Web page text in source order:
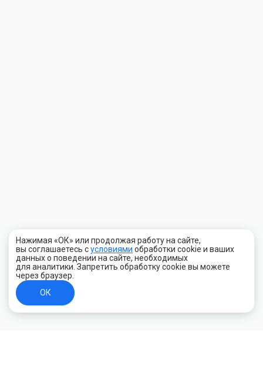
Нажимая «ОК» или продолжая работу на сайте,
вы соглашаетесь сусловиями обработки cookie и ваших
данных о поведении на сайте, необходимых
для аналитики. Запретить обработку cookie вы можете
через браузер.
ОК